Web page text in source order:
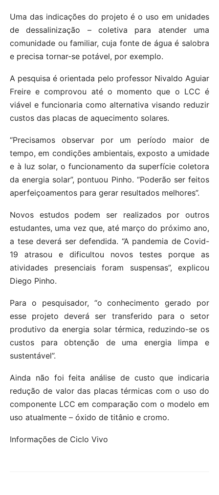
Uma das indicações do projeto é o uso em unidades
de dessalinização – coletiva para atender uma
comunidade ou familiar, cuja fonte de água é salobra
e precisa tornar-se potável, por exemplo.
A pesquisa é orientada pelo professor Nivaldo Aguiar
Freire e comprovou até o momento que o LCC é
viável e funcionaria como alternativa visando reduzir
custos das placas de aquecimento solares.
“Precisamos observar por um período maior de
tempo, em condições ambientais, exposto a umidade
e à luz solar, o funcionamento da superfície coletora
da energia solar”, pontuou Pinho. “Poderão ser feitos
aperfeiçoamentos para gerar resultados melhores”.
Novos estudos podem ser realizados por outros
estudantes, uma vez que, até março do próximo ano,
a tese deverá ser defendida. “A pandemia de Covid-
19 atrasou e dificultou novos testes porque as
atividades presenciais foram suspensas”, explicou
Diego Pinho.
Para o pesquisador, “o conhecimento gerado por
esse projeto deverá ser transferido para o setor
produtivo da energia solar térmica, reduzindo-se os
custos para obtenção de uma energia limpa e
sustentável”.
Ainda não foi feita análise de custo que indicaria
redução de valor das placas térmicas com o uso do
componente LCC em comparação com o modelo em
uso atualmente – óxido de titânio e cromo.
Informações de Ciclo Vivo